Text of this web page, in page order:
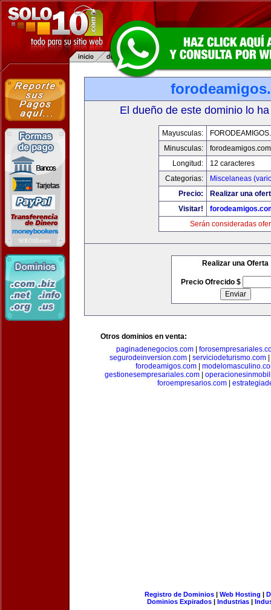
El dueño de este dominio lo
Mayusculas:
Minusculas:
forodeamigos.com
Longitud:
12 caracteres
Categorias:
Miscelaneas
Precio:
Realizar una
Visitar!
Serán consideradas
Realizar una Oferta
Precio Ofrecido $
Otros dominios en venta:
paginadenegocios.com
segurodeinversion.com| serviciodeturismo.com|
forodeamigos.com
gestionesempresariales.com
foroempresarios.com
Registro de Dominios| Web Hosting |
Dominios Expirados | Industrias |